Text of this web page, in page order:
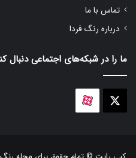
تماس با ما
درباره رنگ فردا
ما را در شبکه‌های اجتماعی دنبال